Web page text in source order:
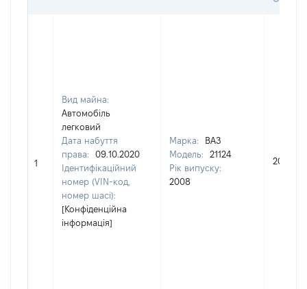
1
Вид майна:
Автомобіль
легковий
Дата набуття
права:
09.10.2020
Ідентифікаційний
номер (VIN-код,
номер шасі):
[Конфіденційна
інформація]
Марка:
ВАЗ
Модель:
21124
Рік випуску:
2008
20000